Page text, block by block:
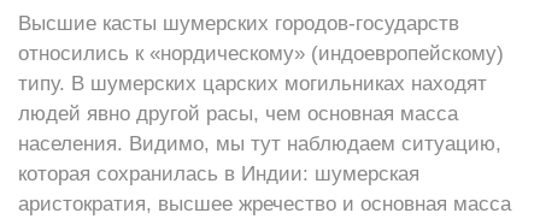
Высшие касты шумерских городов-государств
относились к «нордическому» (индоевропейскому)
типу. В шумерских царских могильниках находят
людей явно другой расы, чем основная масса
населения. Видимо, мы тут наблюдаем ситуацию,
которая сохранилась в Индии: шумерская
аристократия, высшее жречество и основная масса